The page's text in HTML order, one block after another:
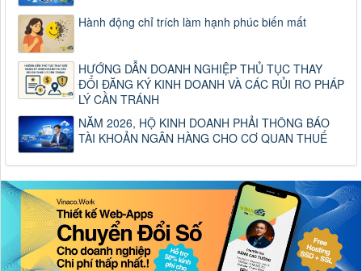
Hành động chỉ trích làm hạnh phúc biến mất
HƯỚNG DẪN DOANH NGHIỆP THỦ TỤC THAY
ĐỔI ĐĂNG KÝ KINH DOANH VÀ CÁC RỦI RO PHÁP
LÝ CẦN TRÁNH
NĂM 2026, HỘ KINH DOANH PHẢI THÔNG BÁO
TÀI KHOẢN NGÂN HÀNG CHO CƠ QUAN THUẾ